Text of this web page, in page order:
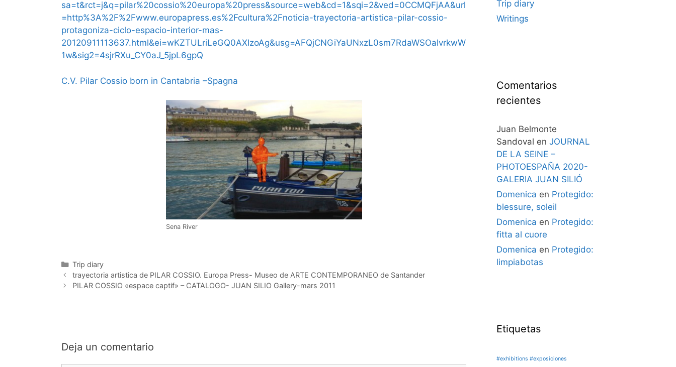
sa=t&rct=j&q=pilar%20cossio%20europa%20press&source=web&cd=1&sqi=2&ved=0CCMQFjAA&url
=http%3A%2F%2Fwww.europapress.es%2Fcultura%2Fnoticia-trayectoria-artistica-pilar-cossio-
protagoniza-ciclo-espacio-interior-mas-
20120911113637.html&ei=wKZTULriLeGQ0AXIzoAg&usg=AFQjCNGiYaUNxzL0sm7RdaWSOalvrkwW
1w&sig2=4sjrRXu_CY0aJ_5jpL6gpQ
C.V. Pilar Cossio born in Cantabria –Spagna
Sena River
Categorías
Trip diary
trayectoria artistica de PILAR COSSIO. Europa Press- Museo de ARTE CONTEMPORANEO de Santander
PILAR COSSIO «espace captif» – CATALOGO- JUAN SILIO Gallery-mars 2011
Deja un comentario
Trip diary
Writings
Comentarios
recientes
Juan Belmonte
Sandoval en JOURNAL
DE LA SEINE –
PHOTOESPAÑA 2020-
GALERIA JUAN SILIÓ
Domenica en Protegido:
blessure, soleil
Domenica en Protegido:
fitta al cuore
Domenica en Protegido:
limpiabotas
Etiquetas
#exhibitions #exposiciones